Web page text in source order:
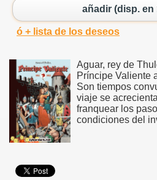
añadir (disp. en
ó + lista de los deseos
Aguar, rey de
Príncipe Valiente
Son tiempos
viaje se
franquear los
condiciones del